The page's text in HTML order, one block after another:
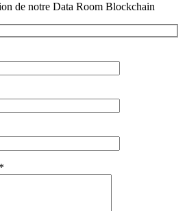
de notre Data Room Blockchain